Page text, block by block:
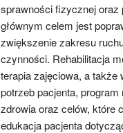
sprawności fizycznej oraz
głównym celem jest
zwiększenie zakresu
czynności. Rehabilitacja
terapia zajęciowa, a
potrzeb pacjenta,
zdrowia oraz celów, które
edukacja pacjenta